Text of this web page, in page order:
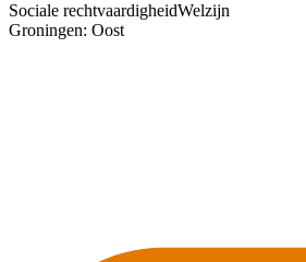
Sociale rechtvaardigheidWelzijn
Groningen: Oost